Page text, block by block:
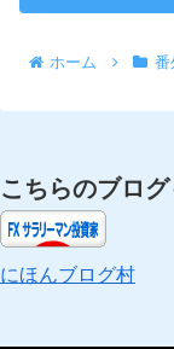
ホーム 番
こちらのブロ
にほんブログ村